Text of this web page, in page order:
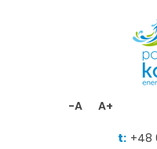
-A A+
t: +48